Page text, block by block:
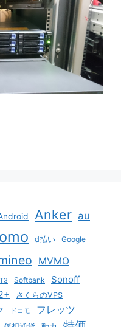
Anker au
d払い Google
MVMO
Softbank Sonoff
さくらのVPS
ドコモ フレッツ